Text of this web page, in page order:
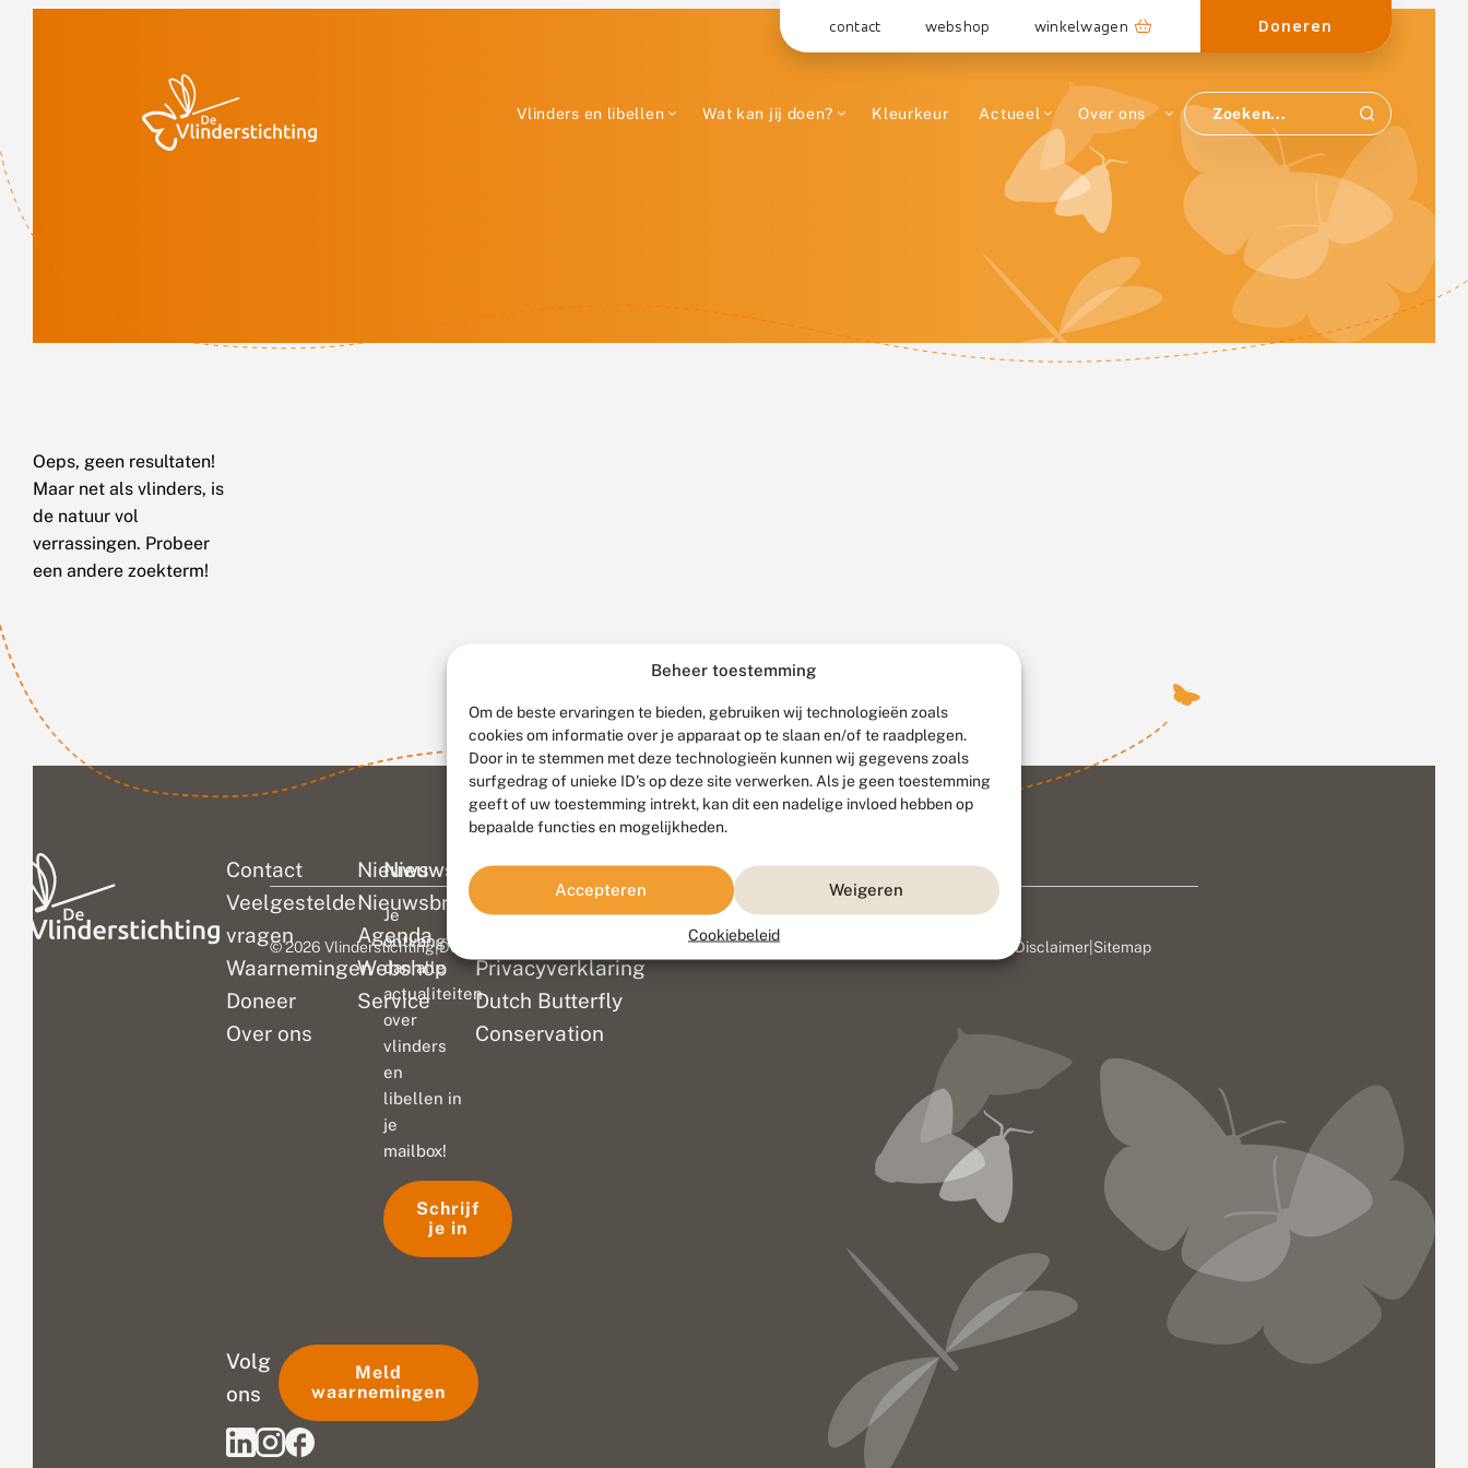
Beheer toestemming
Om de beste ervaringen te bieden, gebruiken wij technologieën zoals
cookies om informatie over je apparaat op te slaan en/of te raadplegen.
Door in te stemmen met deze technologieën kunnen wij gegevens zoals
surfgedrag of unieke ID's op deze site verwerken. Als je geen toestemming
geeft of uw toestemming intrekt, kan dit een nadelige invloed hebben op
bepaalde functies en mogelijkheden.
Accepteren Weigeren
Cookiebeleid
contact webshop winkelwagen Doneren
Vlinders en libellen Wat kan jij doen? Kleurkeur Actueel Over ons
Oeps, geen resultaten!
Maar net als vlinders, is
de natuur vol
verrassingen. Probeer
een andere zoekterm!
Contact
Veelgestelde
vragen
Waarnemingen
Doneer
Over ons
Nieuws
Nieuwsbrief
Agenda
Webshop
Service
Colofon
Disclaimer
Privacyverklaring
Dutch Butterfly
Conservation
Nieuwsbrief
Je
ontvangt
dan alle
actualiteiten
over
vlinders
en
libellen in
je
mailbox!
Schrijf
je in
Volg
ons
Meld
waarnemingen
© 2026 Vlinderstichting|Duurzaam ontwikkeld door Go2People, ontworpen door Disclaimer Sitemap